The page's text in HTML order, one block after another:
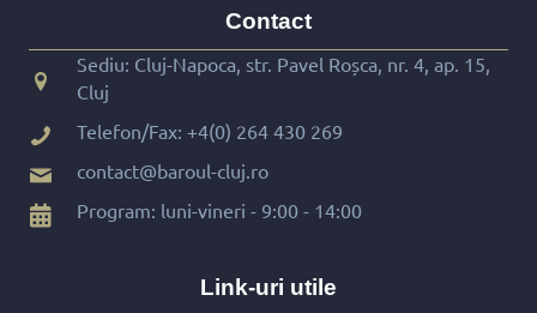
Contact
Sediu: Cluj-Napoca, str. Pavel Roșca, nr. 4, ap. 15,
Cluj
Telefon/Fax: +4(0) 264 430 269
contact@baroul-cluj.ro
Program: luni-vineri - 9:00 - 14:00
Link-uri utile